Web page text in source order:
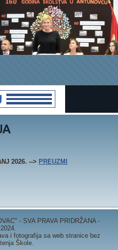
2026. --> PREUZMI
- SVA PRAVA PRIDRŽANA -
2024.
i fotografija sa web stranice bez
Škole.